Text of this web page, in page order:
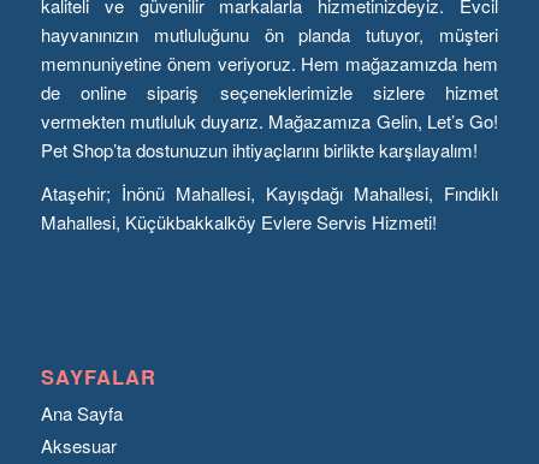
hayvanınızın mutluluğunu ön planda tutuyor, müşteri
memnuniyetine önem veriyoruz. Hem mağazamızda hem
de online sipariş seçeneklerimizle sizlere hizmet
vermekten mutluluk duyarız. Mağazamıza Gelin, Let’s Go!
Pet Shop’ta dostunuzun ihtiyaçlarını birlikte karşılayalım!
Ataşehir; İnönü Mahallesi, Kayışdağı Mahallesi, Fındıklı
Mahallesi, Küçükbakkalköy Evlere Servis Hizmeti!
SAYFALAR
Ana Sayfa
Aksesuar